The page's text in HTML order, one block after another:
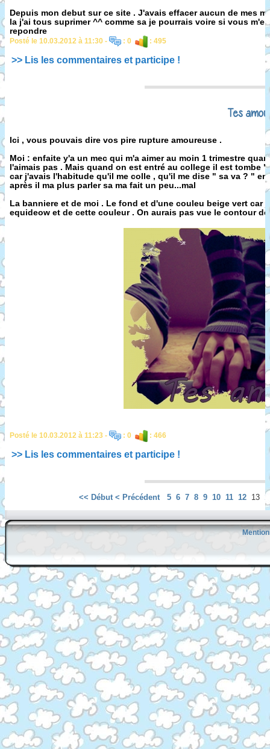
Depuis mon debut sur ce site . J'avais effacer aucun de mes
la j'ai tous suprimer ^^ comme sa je pourrais voire si vous
repondre
Posté le 10.03.2012 à 11:30 - : 0 : 495
>> Lis les commentaires et participe !
Tes
Ici , vous pouvais dire vos pire rupture amoureuse .
Moi : enfaite y'a un mec qui m'a aimer au moin 1 trimestre
l'aimais pas . Mais quand on est entré au college il est tombe
car j'avais l'habitude qu'il me colle , qu'il me dise " sa va ? "
après il ma plus parler sa ma fait un peu...mal
La banniere et de moi . Le fond et d'une couleu beige vert car
equideow et de cette couleur . On aurais pas vue le contour
Posté le 10.03.2012 à 11:23 - : 0 : 466
>> Lis les commentaires et participe !
<< Début < Précédent 5 6 7 8 9 10 11 1213